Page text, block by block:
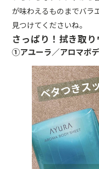
が味わえるものまでバラ
見つけてくださいね。
さっぱり！拭き取
①アユーラ／アロマボ